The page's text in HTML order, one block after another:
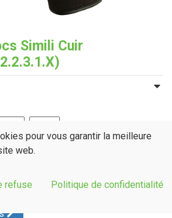
Simili Cuir
pour vous garantir la meilleure
web.
refuse Politique de confidentialité